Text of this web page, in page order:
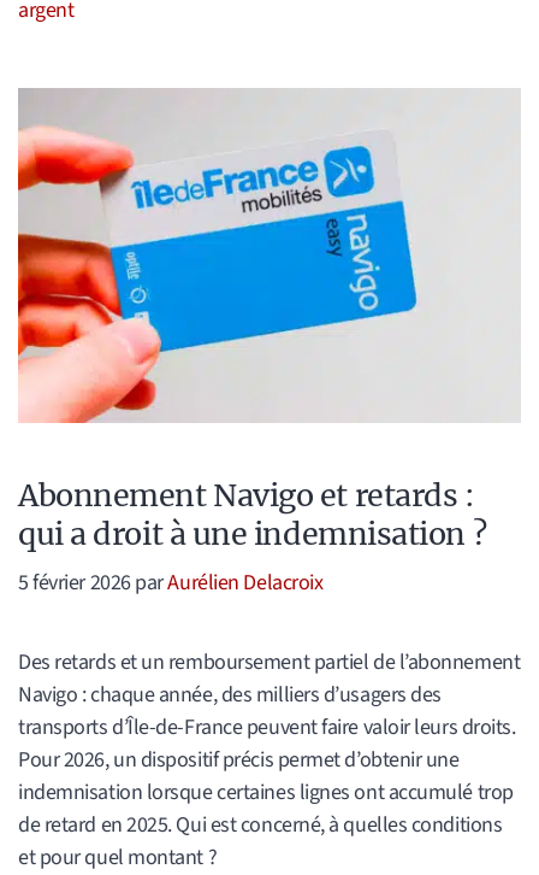
argent
Abonnement Navigo et retards :
qui a droit à une indemnisation ?
5 février 2026parAurélien Delacroix
Des retards et un remboursement partiel de l’abonnement
Navigo : chaque année, des milliers d’usagers des
transports d’Île-de-France peuvent faire valoir leurs droits.
Pour 2026, un dispositif précis permet d’obtenir une
indemnisation lorsque certaines lignes ont accumulé trop
de retard en 2025. Qui est concerné, à quelles conditions
et pour quel montant ?